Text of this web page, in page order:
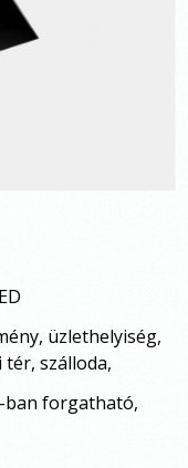
üzlethelyiség,
szálloda,
ban forgatható,